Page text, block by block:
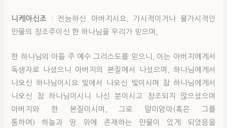
니케아신조 : 전능하신 아버지시요, 가시적이거나 불가시적인
만물의 창조주이신 한 하나님을 우리가 믿으며,
한 하나님의 아들 주 예수 그리스도를 믿으니, 이는 아버지에게서
독생자로 나셨으니 아버지의 본질에서 나셨으며, 하나님에게서
나오신 하나님이시요 빛에서 나오신 빛이시며 참 하나님에게서
나오신 참 하나님이시니 나신 분이시고 창조되지 않으셨으며
아버지와 한 본질이시며, 그로 말미암아(혹은 그를
통하여) 하늘과 땅 위에 존재하는 만물이 있게 되었음을